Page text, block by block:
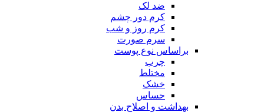
ضد لک
کرم دور چشم
کرم روز و شب
سرم صورت
براساس نوع پوست
چرب
مختلط
خشک
حساس
بهداشت و اصلاح بدن